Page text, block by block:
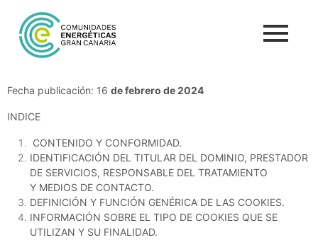
Fecha publicación: 16 de febrero de 2024
INDICE
CONTENIDO Y CONFORMIDAD.
IDENTIFICACIÓN DEL TITULAR DEL DOMINIO, PRESTADOR
DE SERVICIOS, RESPONSABLE DEL TRATAMIENTO
Y MEDIOS DE CONTACTO.
DEFINICIÓN Y FUNCIÓN GENÉRICA DE LAS COOKIES.
INFORMACIÓN SOBRE EL TIPO DE COOKIES QUE SE
UTILIZAN Y SU FINALIDAD.